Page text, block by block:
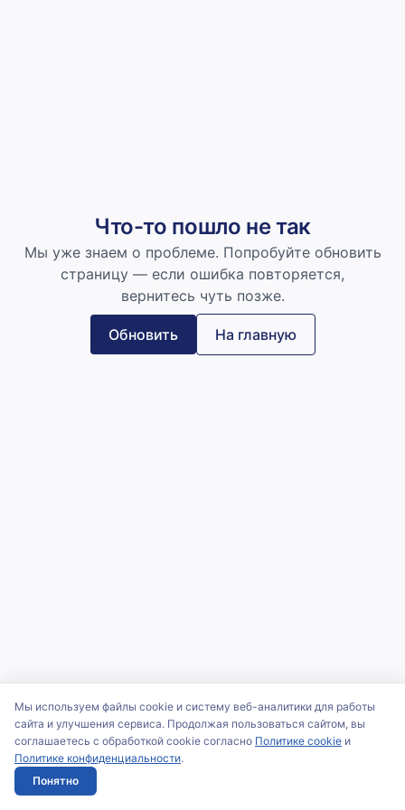
Что-то пошло не так
Мы уже знаем о проблеме. Попробуйте обновить
страницу — если ошибка повторяется,
вернитесь чуть позже.
Обновить На главную
Мы используем файлы cookie и систему веб-аналитики для работы
сайта и улучшения сервиса. Продолжая пользоваться сайтом, вы
соглашаетесь с обработкой cookie согласно Политике cookie и
Политике конфиденциальности.
Понятно